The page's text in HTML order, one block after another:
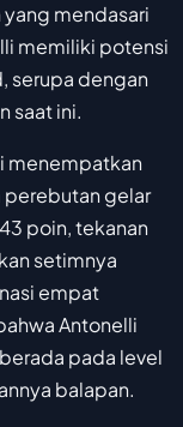
mendasari
memiliki potensi
serupa dengan
saat ini.
menempatkan
perebutan gelar
poin, tekanan
setimnya
empat
Antonelli
pada level
balapan.